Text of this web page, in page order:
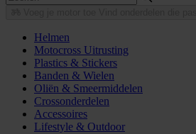
Helmen
Motocross Uitrusting
Plastics & Stickers
Banden & Wielen
Oliën & Smeermiddelen
Crossonderdelen
Accessoires
Lifestyle & Outdoor